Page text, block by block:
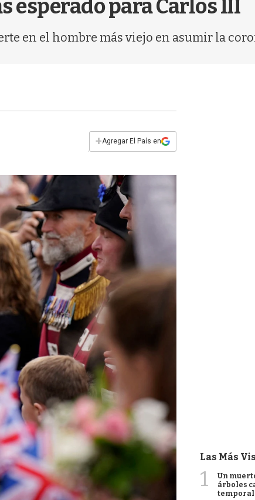
esperado para Carlos III
en el hombre más viejo en asumir la
+Agregar El País en
Las Más
1
Un
árboles
temporal